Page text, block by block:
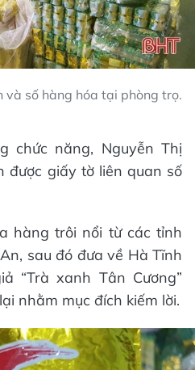
số hàng hóa tại phòng trọ.
chức năng, Nguyễn Thị
được giấy tờ liên quan số
hàng trôi nổi từ các tỉnh
sau đó đưa về Hà Tĩnh
“Trà xanh Tân Cương”
nhằm mục đích kiếm lời.